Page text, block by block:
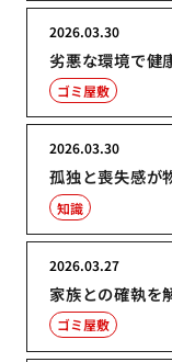
劣悪な環境で健
2026.03.30
ゴミ屋敷
孤独と喪失感が
2026.03.30
知識
家族との確執を
2026.03.27
ゴミ屋敷